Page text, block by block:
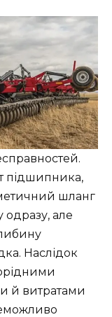
підшипника,
шланг
одразу, але
Наслідок
й витратами